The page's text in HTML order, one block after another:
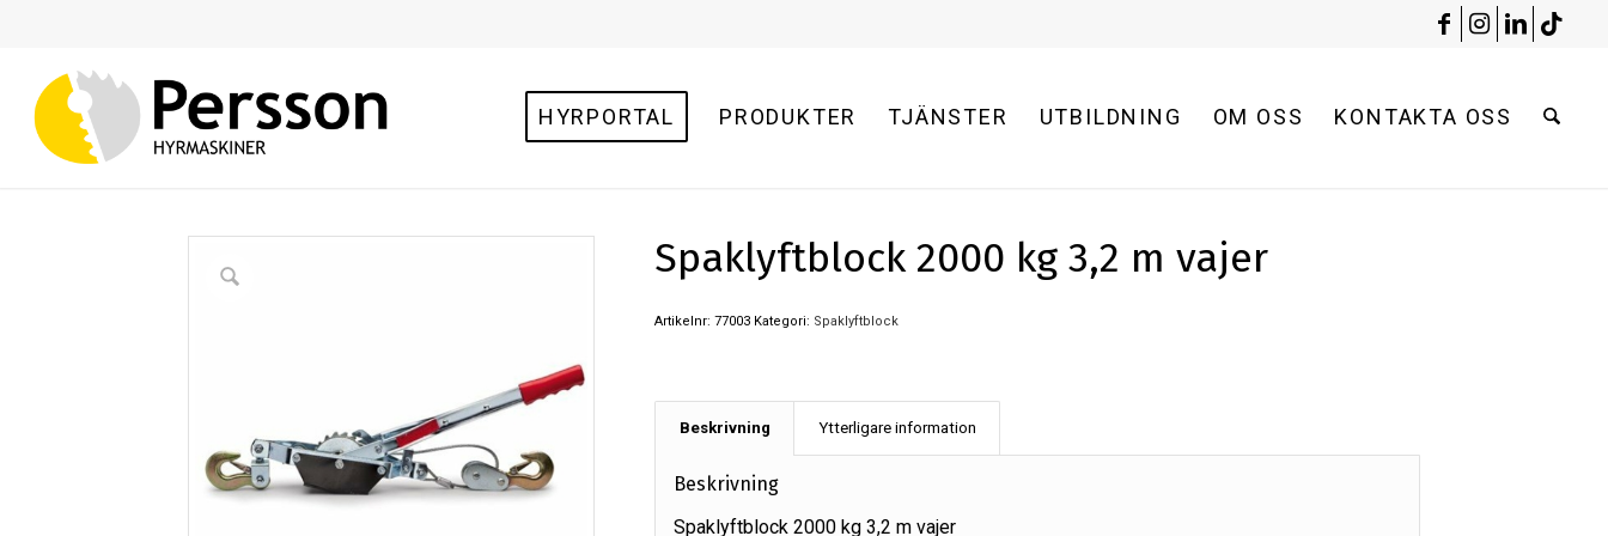
HYRPORTAL PRODUKTER TJÄNSTER UTBILDNING OM OSS KONTAKTA OSS
Spaklyftblock 2000 kg 3,2 m vajer
Artikelnr: 77003 Kategori: Spaklyftblock
Beskrivning Ytterligare information
Beskrivning
Spaklyftblock 2000 kg 3,2 m vajer